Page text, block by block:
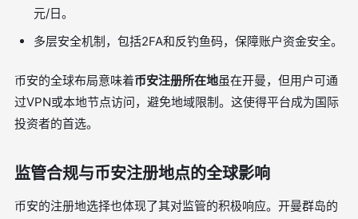
元/日。
多层安全机制，包括2FA和反钓鱼码，保障账户资金安全。
币安的全球布局意味着币安注册所在地虽在开曼，但用户可通
过VPN或本地节点访问，避免地域限制。这使得平台成为国际
投资者的首选。
监管合规与币安注册地点的全球影响
币安的注册地选择也体现了其对监管的积极响应。开曼群岛的